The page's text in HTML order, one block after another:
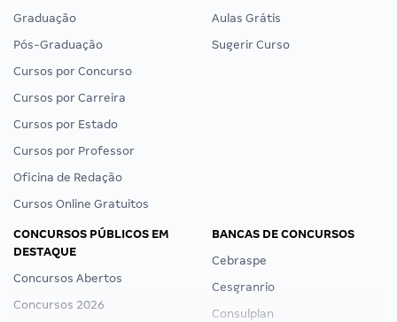
Graduação
Pós-Graduação
Cursos por Concurso
Cursos por Carreira
Cursos por Estado
Cursos por Professor
Oficina de Redação
Cursos Online Gratuitos
Aulas Grátis
Sugerir Curso
CONCURSOS PÚBLICOS EM
DESTAQUE
Concursos Abertos
Concursos 2026
BANCAS DE CONCURSOS
Cebraspe
Cesgranrio
Consulplan